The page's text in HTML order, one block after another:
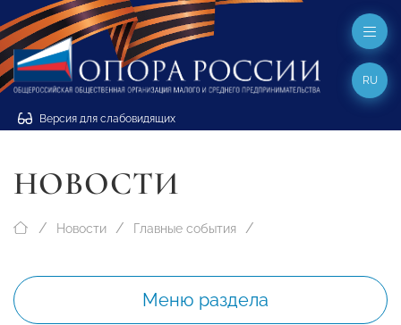
Версия для слабовидящих
RU
НОВОСТИ
Новости Главные события
Меню раздела